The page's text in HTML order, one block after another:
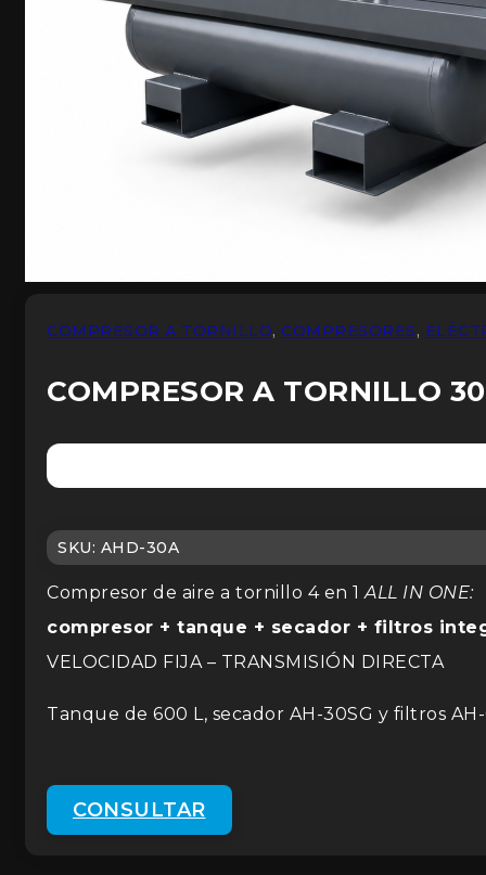
COMPRESOR A TORNILLO, COMPRESORES,
COMPRESOR A TORNILLO
SKU: AHD-30A
Compresor de aire a tornillo 4 en 1ALL IN ONE:
compresor + tanque + secador + filtros
VELOCIDAD FIJA – TRANSMISIÓN DIRECTA
Tanque de 600 L, secador AH-30SG y filtros
CONSULTAR